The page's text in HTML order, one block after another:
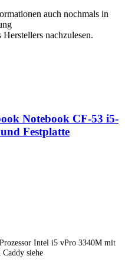
auch nochmals in
nachzulesen.
Notebook CF-53 i5-
Festplatte
Intel i5 vPro 3340M mit
siehe